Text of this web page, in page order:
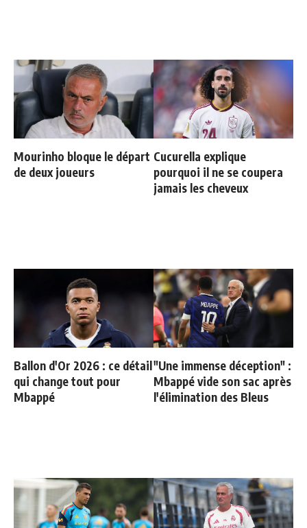
Mourinho bloque le départ
de deux joueurs
Cucurella explique
pourquoi il ne se coupera
jamais les cheveux
Ballon d'Or 2026 : ce détail
qui change tout pour
Mbappé
"Une immense déception" :
Mbappé vide son sac après
l'élimination des Bleus